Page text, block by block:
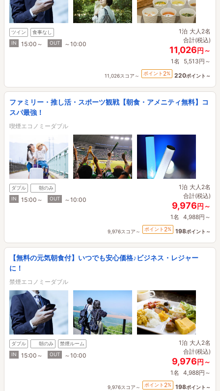
ツイン
食事なし
IN
15:00～ OUT ～10:00
1泊 大人2名
合計(税込)
11,026円～
1名 5,513円～
11,026スコア～ ポイント 2% 220ポイント～
ファミリー・推し活・スポーツ観戦【朝食・アメニティ無料】コ
スパ最強！
喫煙エコノミーダブル
ダブル
朝のみ
IN
15:00～ OUT ～10:00
1泊 大人2名
合計(税込)
9,976円～
1名 4,988円～
9,976スコア～ ポイント 2% 198ポイント～
【無料の元気朝食付】いつでも安心価格♪ビジネス・レジャー
に！
禁煙エコノミーダブル
ダブル 朝のみ
禁煙ルーム
IN
15:00～ OUT ～10:00
1泊 大人2名
合計(税込)
9,976円～
1名 4,988円～
9,976スコア～ ポイント 2% 198ポイント～